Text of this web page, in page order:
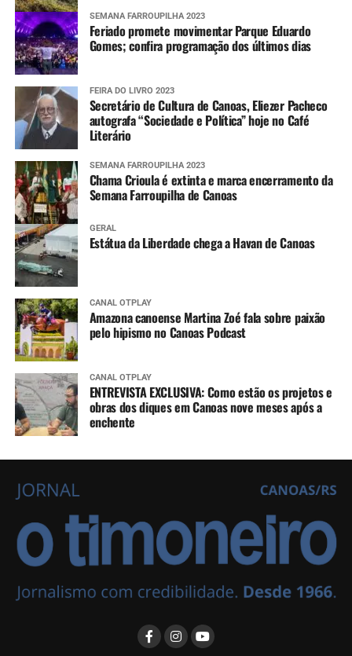
SEMANA FARROUPILHA 2023
Feriado promete movimentar Parque Eduardo
Gomes; confira programação dos últimos dias
FEIRA DO LIVRO 2023
Secretário de Cultura de Canoas, Eliezer Pacheco
autografa “Sociedade e Política” hoje no Café
Literário
SEMANA FARROUPILHA 2023
Chama Crioula é extinta e marca encerramento da
Semana Farroupilha de Canoas
GERAL
Estátua da Liberdade chega a Havan de Canoas
CANAL OTPLAY
Amazona canoense Martina Zoé fala sobre paixão
pelo hipismo no Canoas Podcast
CANAL OTPLAY
ENTREVISTA EXCLUSIVA: Como estão os projetos e
obras dos diques em Canoas nove meses após a
enchente